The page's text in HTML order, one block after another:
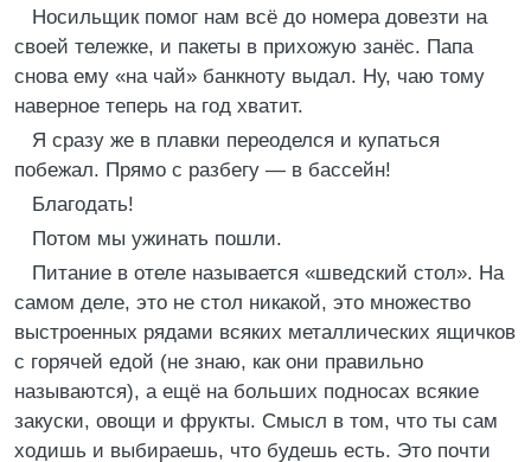
Носильщик помог нам всё до номера довезти на
своей тележке, и пакеты в прихожую занёс. Папа
снова ему «на чай» банкноту выдал. Ну, чаю тому
наверное теперь на год хватит.
Я сразу же в плавки переоделся и купаться
побежал. Прямо с разбегу — в бассейн!
Благодать!
Потом мы ужинать пошли.
Питание в отеле называется «шведский стол». На
самом деле, это не стол никакой, это множество
выстроенных рядами всяких металлических ящичков
с горячей едой (не знаю, как они правильно
называются), а ещё на больших подносах всякие
закуски, овощи и фрукты. Смысл в том, что ты сам
ходишь и выбираешь, что будешь есть. Это почти